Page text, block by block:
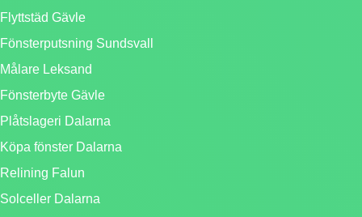
Flyttstäd Gävle
Fönsterputsning Sundsvall
Målare Leksand
Fönsterbyte Gävle
Plåtslageri Dalarna
Köpa fönster Dalarna
Relining Falun
Solceller Dalarna